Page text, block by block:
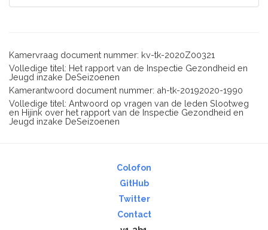
Kamervraag document nummer: kv-tk-2020Z00321
Volledige titel: Het rapport van de Inspectie Gezondheid en
Jeugd inzake DeSeizoenen
Kamerantwoord document nummer: ah-tk-20192020-1990
Volledige titel: Antwoord op vragen van de leden Slootweg
en Hijink over het rapport van de Inspectie Gezondheid en
Jeugd inzake DeSeizoenen
Colofon
GitHub
Twitter
Contact